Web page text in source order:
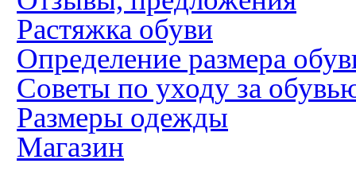
Растяжка обуви
Определение размера
Советы по уходу за
Размеры одежды
Магазин